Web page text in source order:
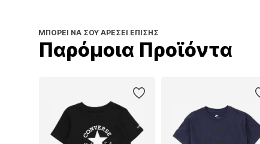
ΜΠΟΡΕΊ ΝΑ ΣΟΥ ΑΡΈΣΕΙ ΕΠΊΣΗΣ
Παρόμοια Προϊόντα